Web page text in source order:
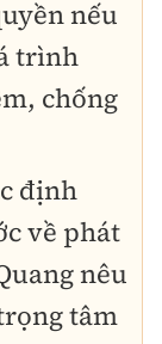
nếu
trình
chống
định
về phát
nêu
tâm